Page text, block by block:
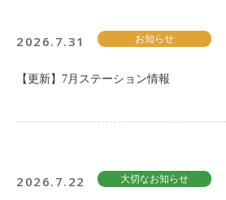
2026.7.31 お知らせ
【更新】7月ステーション情報
2026.7.22 大切なお知らせ